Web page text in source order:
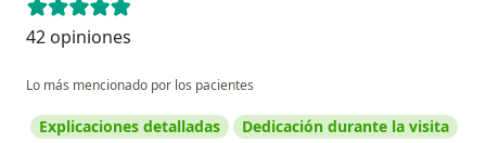
42 opiniones
Lo más mencionado por los pacientes
Explicaciones detalladas
Dedicación durante la visita